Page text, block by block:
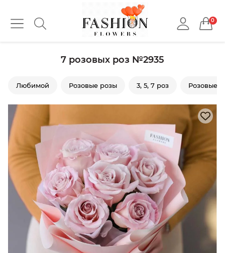
0
7 розовых роз №2935
Любимой Розовые розы 3, 5, 7 роз Розовые